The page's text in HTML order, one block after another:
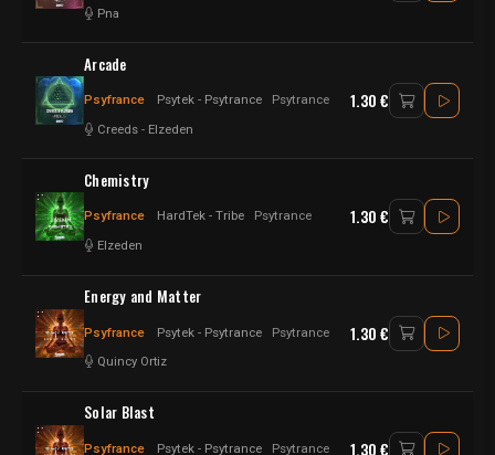
Pna
Arcade
Psyfrance Psytek - Psytrance Psytrance
Creeds - Elzeden
1.30 €
Chemistry
Psyfrance HardTek - Tribe Psytrance
Elzeden
1.30 €
Energy and Matter
Psyfrance Psytek - Psytrance Psytrance
Quincy Ortiz
1.30 €
Solar Blast
Psyfrance Psytek - Psytrance Psytrance 1.30 €